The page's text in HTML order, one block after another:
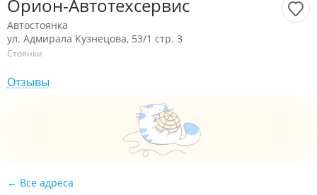
Орион-Автотехсервис
Автостоянка
ул. Адмирала Кузнецова, 53/1 стр. 3
Стоянки
Отзывы
Все адреса